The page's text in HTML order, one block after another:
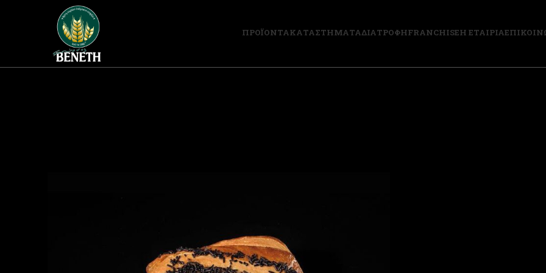
ΠΡΟΪΟΝΤΑΚΑΤΑΣΤΗΜΑΤΑΔΙΑΤΡΟΦΗFRANCHISEΗ ΕΤΑΙΡΙΑ